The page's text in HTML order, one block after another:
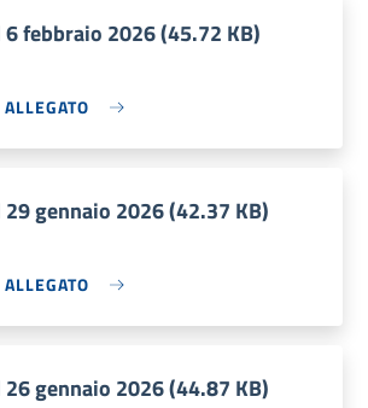
6 febbraio 2026 (45.72 KB)
29 gennaio 2026 (42.37 KB)
26 gennaio 2026 (44.87 KB)